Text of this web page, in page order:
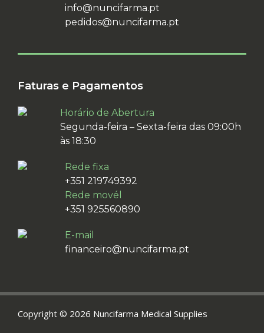
info@nuncifarma.pt
pedidos@nuncifarma.pt
Faturas e Pagamentos
Horário de Abertura
Segunda-feira – Sexta-feira das 09:00h
às 18:30
Rede fixa
+351 219749392
Rede movél
+351 925560890
E-mail
financeiro@nuncifarma.pt
Copyright © 2026 Nuncifarma Medical Supplies